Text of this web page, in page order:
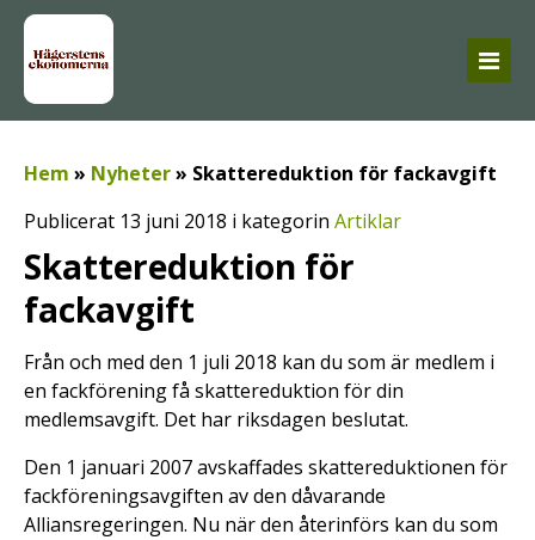
Hem » Nyheter» Skattereduktion för fackavgift
Publicerat 13 juni 2018 i kategorin Artiklar
Skattereduktion för
fackavgift
Från och med den 1 juli 2018 kan du som är medlem i
en fackförening få skattereduktion för din
medlemsavgift. Det har riksdagen beslutat.
Den 1 januari 2007 avskaffades skattereduktionen för
fackföreningsavgiften av den dåvarande
Alliansregeringen. Nu när den återinförs kan du som